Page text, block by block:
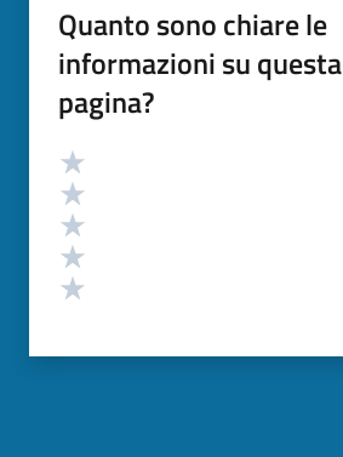
Quanto sono chiare le
informazioni su questa
pagina?
Valutazione